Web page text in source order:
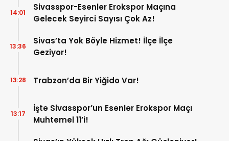
Sivasspor-Esenler Erokspor Maçına
Gelecek Seyirci Sayısı Çok Az!
14:01
Sivas’ta Yok Böyle Hizmet! İlçe İlçe
Geziyor!
13:36
Trabzon’da Bir Yiğido Var!
13:28
İşte Sivasspor’un Esenler Erokspor Maçı
Muhtemel 11’i!
13:17